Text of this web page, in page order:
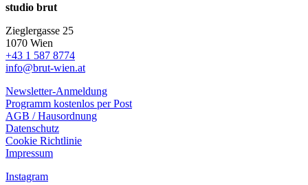
studio brut
Zieglergasse 25
1070 Wien
+43 1 587 8774
info@brut-wien.at
Newsletter-Anmeldung
Programm kostenlos per Post
AGB / Hausordnung
Datenschutz
Cookie Richtlinie
Impressum
Instagram